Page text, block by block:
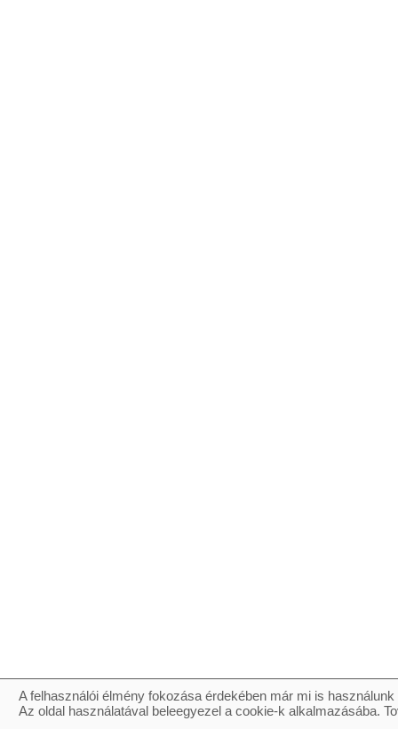
A felhasználói élmény fokozása érdekében már mi is
Az oldal használatával beleegyezel a cookie-k alkalmazásába.